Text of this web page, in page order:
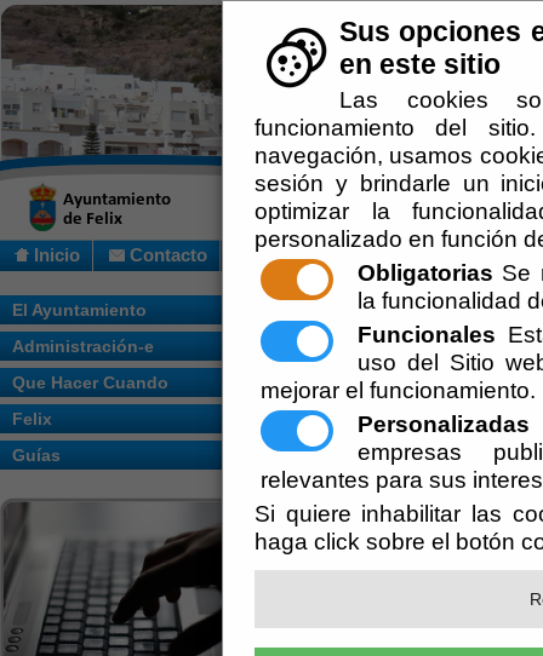
Sus opciones
en este sitio
Las cookies
funcionamiento del
navegación, usamos
sesión y brindarle un
optimizar la
personalizado en función
Obligatorias Se
la funcionalidad
Funcionales
uso del Sitio
mejorar el funcionamiento.
Personalizadas
empresas
relevantes para sus
Si quiere inhabilitar las
haga click sobre el botón
Inicio Contacto
El Ayuntamiento
Administración-e
Que Hacer Cuando
Felix
Guías
Usted se encuentra aquí:Inicio /Que
Escuchar
BOLSA
Ponemos a su disposición un
conectar a las empresas con
Nuestra bolsa de empleo
Catálogo Nacional de
el sistema de búsquedas e